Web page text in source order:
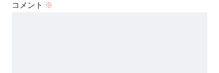
コメント ※